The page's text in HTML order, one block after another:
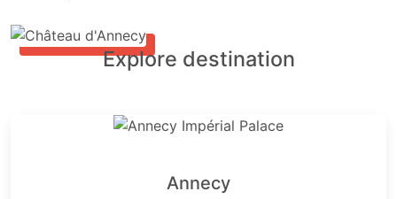
Explore destination
Annecy